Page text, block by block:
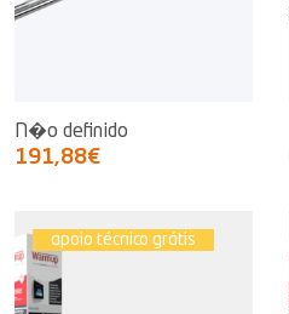
N�o definido
191,88€
apoio técnico grátis